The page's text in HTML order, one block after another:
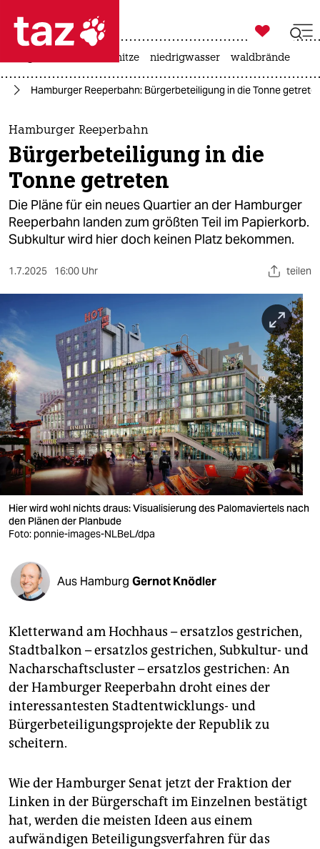
 taz zahl ich
taz zahl ich
themen
politik
öko
gesellschaft
sport
berlin
nord
wahrheit
verlag
verlag
veranstaltungen
shop
fragen & hilfe
unterstützen
abo
epaper login

taz zahl ich
hitze niedrigwasser waldbrände
Hamburger Reeperbahn: Bürgerbeteiligung in die Tonne
Hamburger Reeperbahn
Bürgerbeteiligung in die
Tonne getreten
Die Pläne für ein neues Quartier an der Hamburger
Reeperbahn landen zum größten Teil im Papierkorb.
Subkultur wird hier doch keinen Platz bekommen.
1.7.2025 16:00 Uhr teilen
Hier wird wohl nichts draus: Visualisierung des Palomaviertels nach
den Plänen der Planbude
Foto: ponnie-images-NLBeL/dpa
Aus Hamburg Gernot Knödler
Kletterwand am Hochhaus – ersatzlos gestrichen,
Stadtbalkon – ersatzlos gestrichen, Subkultur- und
Nacharschaftscluster – ersatzlos gestrichen: An
der Hamburger Reeperbahn droht eines der
interessantesten Stadtentwicklungs- und
Bürgerbeteiligungsprojekte der Republik zu
scheitern.
Wie der Hamburger Senat jetzt der Fraktion der
Linken in der Bürgerschaft im Einzelnen bestätigt
hat, werden die meisten Ideen aus einem
aufwändigen Beteiligungsverfahren für das